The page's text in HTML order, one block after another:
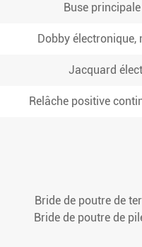
Buse
Dobby électronique,
Jacquard
Relâche positive
Bride de poutre de
Bride de poutre de